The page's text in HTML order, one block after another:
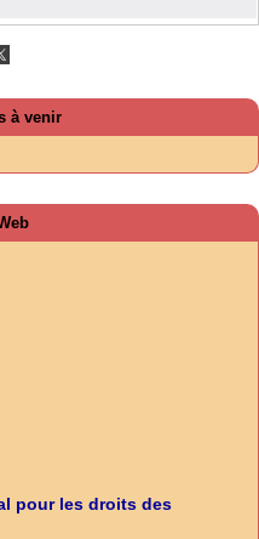
à venir
pour les droits des